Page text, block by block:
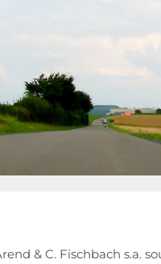
& C. Fischbach s.a.